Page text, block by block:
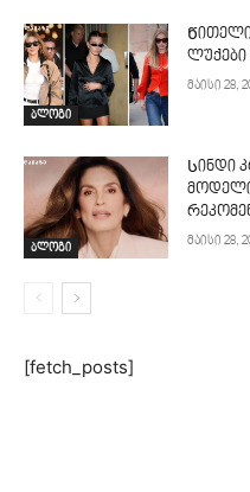
ბლოგი
ლუქები
მაისი 28,
ბლოგი
Სინდი
მაისი 28,
[fetch_posts]